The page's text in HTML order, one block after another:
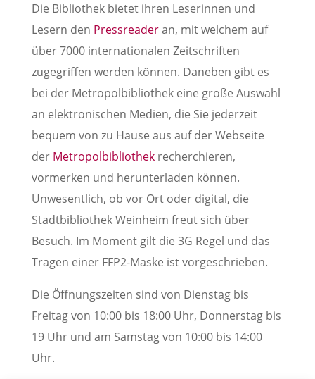
Die Bibliothek bietet ihren Leserinnen und
Lesern den Pressreaderan, mit welchem auf
über 7000 internationalen Zeitschriften
zugegriffen werden können. Daneben gibt es
bei der Metropolbibliothek eine große Auswahl
an elektronischen Medien, die Sie jederzeit
bequem von zu Hause aus auf der Webseite
der Metropolbibliothekrecherchieren,
vormerken und herunterladen können.
Unwesentlich, ob vor Ort oder digital, die
Stadtbibliothek Weinheim freut sich über
Besuch. Im Moment gilt die 3G Regel und das
Tragen einer FFP2-Maske ist vorgeschrieben.
Die Öffnungszeiten sind von Dienstag bis
Freitag von 10:00 bis 18:00 Uhr, Donnerstag bis
19 Uhr und am Samstag von 10:00 bis 14:00
Uhr.